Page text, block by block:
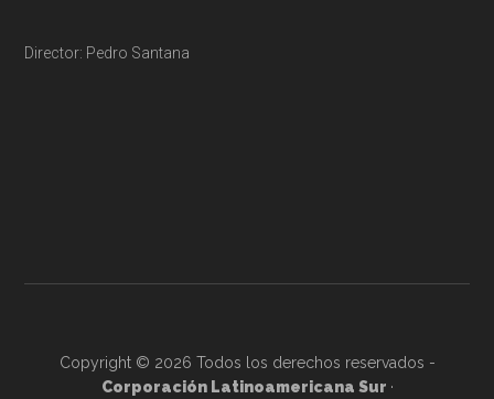
Director: Pedro Santana
Copyright © 2026 Todos los derechos reservados -
Corporación Latinoamericana Sur ·